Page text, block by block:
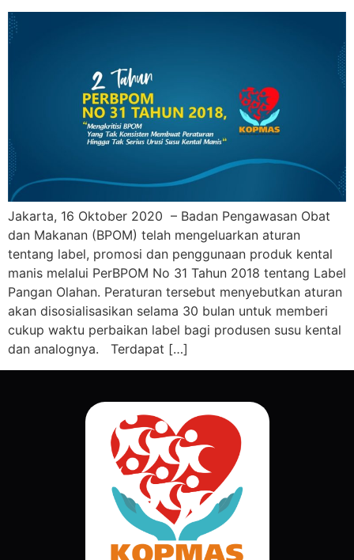
Jakarta, 16 Oktober 2020 – Badan Pengawasan Obat
dan Makanan (BPOM) telah mengeluarkan aturan
tentang label, promosi dan penggunaan produk kental
manis melalui PerBPOM No 31 Tahun 2018 tentang Label
Pangan Olahan. Peraturan tersebut menyebutkan aturan
akan disosialisasikan selama 30 bulan untuk memberi
cukup waktu perbaikan label bagi produsen susu kental
dan analognya. Terdapat […]